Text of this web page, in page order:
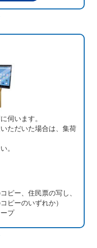
伺います。
ただいた場合は、集荷
。
ピー、住民票の写し、
ピーのいずれか）
プ